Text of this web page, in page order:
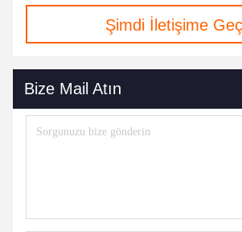
Şimdi İletişime
Bize Mail Atın